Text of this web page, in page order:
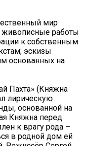
мир
живописные работы
к собственным
эскизы
основанных на
Пахта» (Княжна
лирическую
основанной на
Княжна перед
к врагу рода –
в родной дом ей